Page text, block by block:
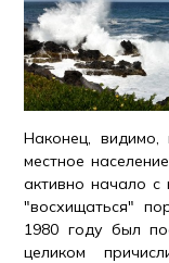
Наконец, видимо,
местное
активно начало с
"восхищаться"
1980 году был
целиком